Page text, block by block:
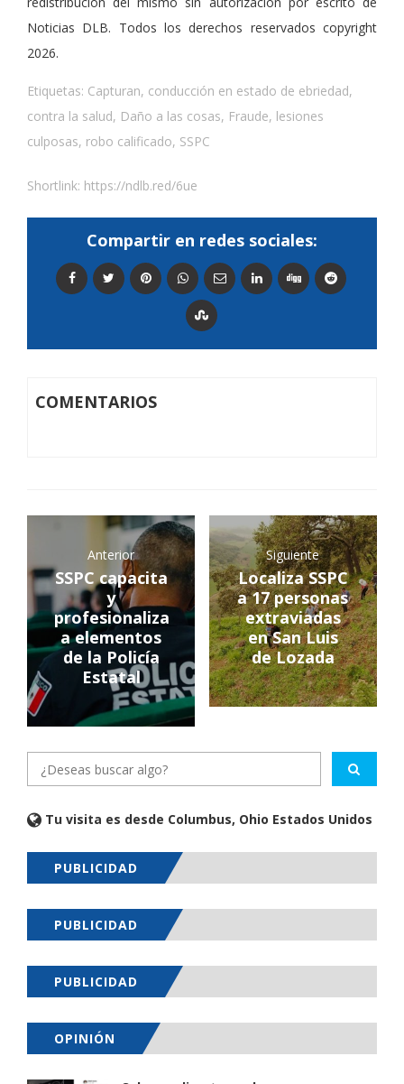
Noticias DLB. Todos los derechos reservados copyright
2026.
Etiquetas: Capturan, conducción en estado de ebriedad,
contra la salud, Daño a las cosas, Fraude, lesiones
culposas, robo calificado, SSPC
Shortlink: https://ndlb.red/6ue
Compartir en redes sociales:
COMENTARIOS
Anterior
SSPC capacita
y
profesionaliza
a elementos
de la Policía
Estatal
Siguiente
Localiza SSPC
a 17 personas
extraviadas
en San Luis
de Lozada
Tu visita es desde Columbus, Ohio Estados Unidos
PUBLICIDAD
PUBLICIDAD
PUBLICIDAD
OPINIÓN